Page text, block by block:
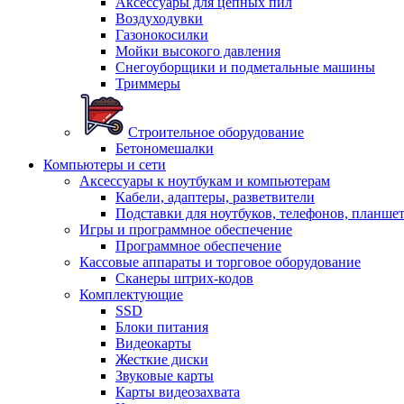
Воздуходувки
Газонокосилки
Мойки высокого давления
Снегоуборщики и подметальные машины
Триммеры
Строительное оборудование
Бетономешалки
Компьютеры и сети
Аксессуары к ноутбукам и компьютерам
Кабели, адаптеры, разветвители
Подставки для ноутбуков, телефонов,
Игры и программное обеспечение
Программное обеспечение
Кассовые аппараты и торговое оборудование
Сканеры штрих-кодов
Комплектующие
SSD
Блоки питания
Видеокарты
Жесткие диски
Звуковые карты
Карты видеозахвата